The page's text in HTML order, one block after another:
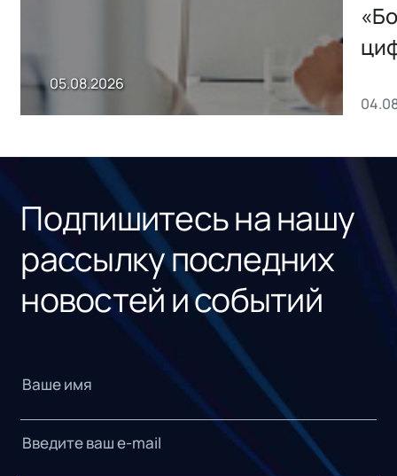
05.08.2026
Подпишитесь на нашу
рассылку последних
новостей и событий